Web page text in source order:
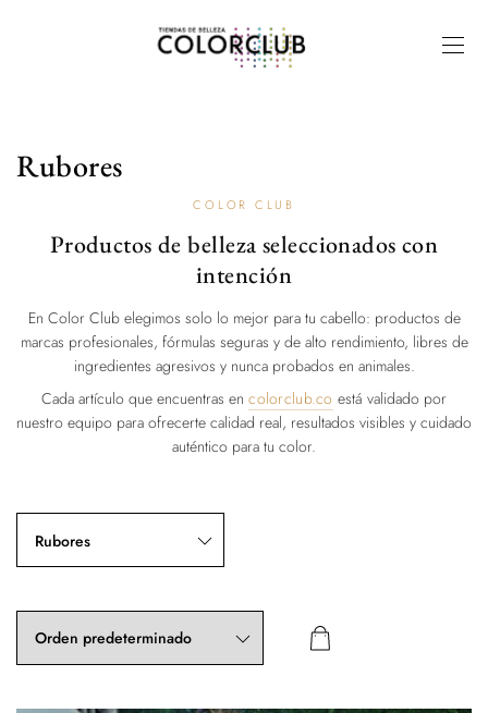
Rubores
COLOR CLUB
Productos de belleza seleccionados con
intención
En Color Club elegimos solo lo mejor para tu cabello: productos de
marcas profesionales, fórmulas seguras y de alto rendimiento, libres de
ingredientes agresivos y nunca probados en animales.
Cada artículo que encuentras encolorclub.co está validado por
nuestro equipo para ofrecerte calidad real, resultados visibles y cuidado
auténtico para tu color.
Rubores